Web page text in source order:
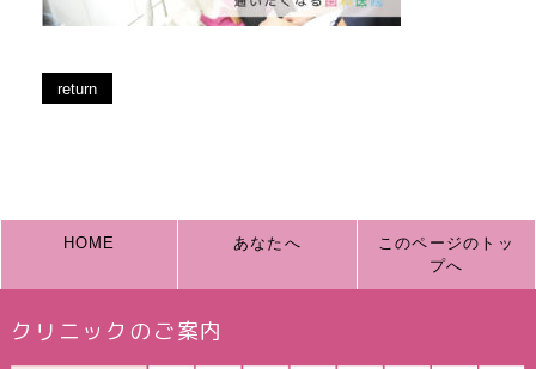
return
HOME あなたへ
このページのトッ
プへ
クリニックのご案内